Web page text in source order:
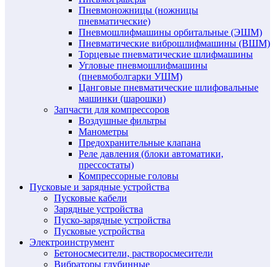
Пневмоножницы (ножницы
пневматические)
Пневмошлифмашины орбитальные (ЭШМ)
Пневматические виброшлифмашины (ВШМ)
Торцевые пневматические шлифмашины
Угловые пневмошлифмашины
(пневмоболгарки УШМ)
Цанговые пневматические шлифовальные
машинки (шарошки)
Запчасти для компрессоров
Воздушные фильтры
Манометры
Предохранительные клапана
Реле давления (блоки автоматики,
прессостаты)
Компрессорные головы
Пусковые и зарядные устройства
Пусковые кабели
Зарядные устройства
Пуско-зарядные устройства
Пусковые устройства
Электроинструмент
Бетоносмесители, растворосмесители
Вибраторы глубинные